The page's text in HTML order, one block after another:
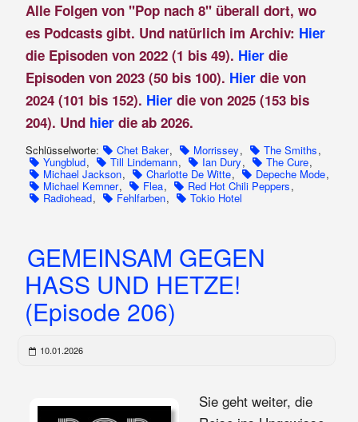
Alle Folgen von "Pop nach 8" überall dort, wo
es Podcasts gibt. Und natürlich im Archiv: Hier
die Episoden von 2022 (1 bis 49). Hierdie
Episoden von 2023 (50 bis 100). Hier die von
2024 (101 bis 152). Hier die von 2025 (153 bis
204). Und hier die ab 2026.
Schlüsselworte: Chet Baker, Morrissey, The Smiths,
Yungblud, Till Lindemann, Ian Dury, The Cure,
Michael Jackson, Charlotte De Witte, Depeche Mode,
Michael Kemner, Flea, Red Hot Chili Peppers,
Radiohead, Fehlfarben, Tokio Hotel
GEMEINSAM GEGEN
HASS UND HETZE!
(Episode 206)
10.01.2026
Sie geht weiter, die